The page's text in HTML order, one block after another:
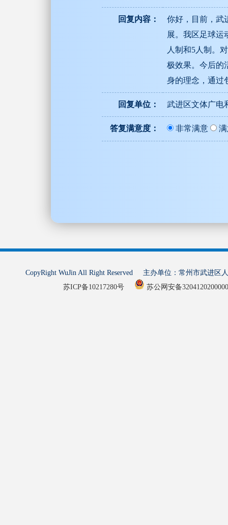
回复内容：
你好，目前，武
展。我区足球运
人制和5人制。
极效果。今后的
身的理念，通过
回复单位： 武进区文体广电
答复满意度： 非常满意
CopyRight WuJin All Right Reserved 主办单位：常州市武进
苏ICP备10217280号
苏公网安备